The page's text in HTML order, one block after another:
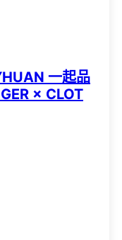
一起品
× CLOT